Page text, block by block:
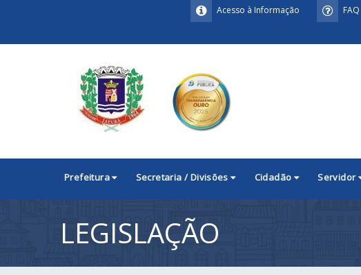
FAQ
Acesso à Informação
Prefeitura Secretaria / Divisões Cidadão Servidor
LEGISLAÇÃO